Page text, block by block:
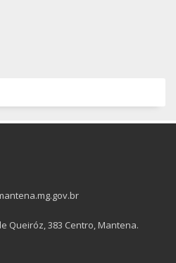
Queiróz, 383 Centro, Mantena.